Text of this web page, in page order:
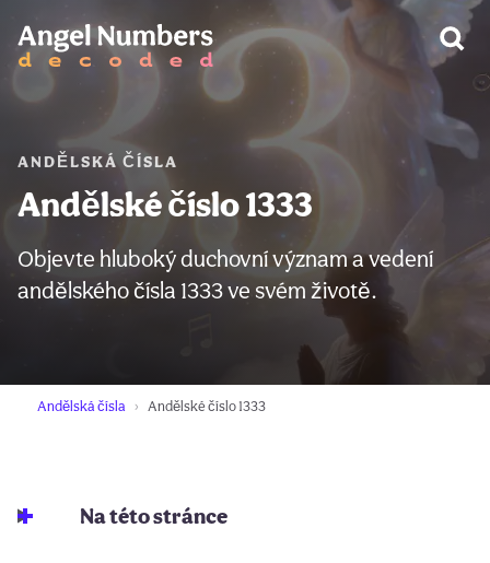
ANDĚLSKÁ ČÍSLA
Andělské číslo 1333
Objevte hluboký duchovní význam a vedení
andělského čísla 1333 ve svém životě.
Andělská čísla Andělské číslo 1333
Na této stránce
VAROVÁNÍ: